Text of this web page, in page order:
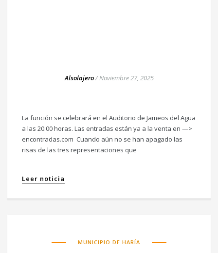
Alsolajero/Noviembre 27, 2025
La función se celebrará en el Auditorio de Jameos del Agua
a las 20.00 horas. Las entradas están ya a la venta en —>
encontradas.com Cuando aún no se han apagado las
risas de las tres representaciones que
Leer noticia
MUNICIPIO DE HARÍA